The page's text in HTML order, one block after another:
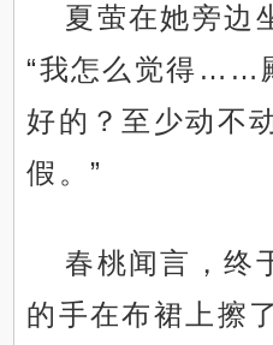
夏萤在她旁边
“我怎么觉得……
好的？至少动不
假。”
春桃闻言，终
的手在布裙上擦